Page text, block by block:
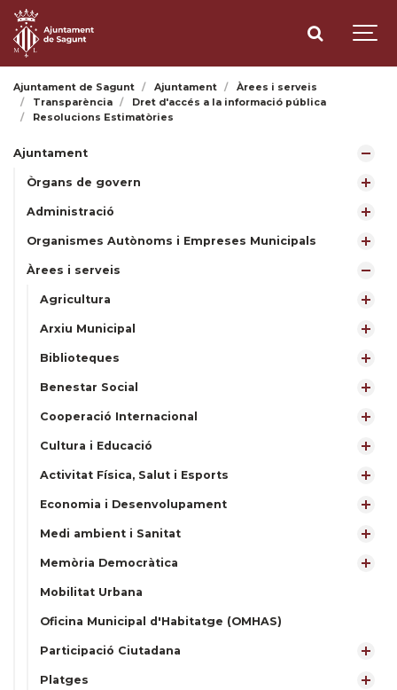
Ajuntament de Sagunt Ajuntament
Àrees i serveis
Transparència
Dret d'accés a la informació pública
Resolucions Estimatòries
Ajuntament
Òrgans de govern
Administració
Organismes Autònoms i Empreses Municipals
Àrees i serveis
Agricultura
Arxiu Municipal
Biblioteques
Benestar Social
Cooperació Internacional
Cultura i Educació
Activitat Física, Salut i Esports
Economia i Desenvolupament
Medi ambient i Sanitat
Memòria Democràtica
Mobilitat Urbana
Oficina Municipal d'Habitatge (OMHAS)
Participació Ciutadana
Platges